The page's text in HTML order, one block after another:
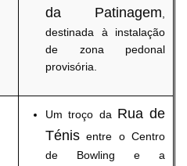
da Patinagem
destinada à instalação
de zona pedonal
provisória.
Um troço da Rua de
Ténis entre o Centro
de Bowling e a